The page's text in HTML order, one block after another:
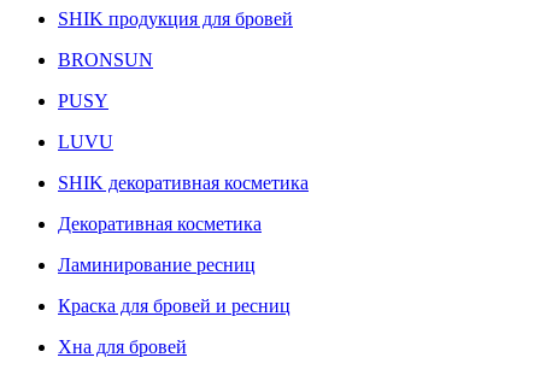
SHIK продукция для бровей
BRONSUN
PUSY
LUVU
SHIK декоративная косметика
Декоративная косметика
Ламинирование ресниц
Краска для бровей и ресниц
Хна для бровей